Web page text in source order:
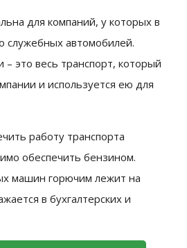
для компаний, у которых в
служебных автомобилей.
это весь транспорт, который
и используется ею для
работу транспорта
обеспечить бензином.
машин горючим лежит на
в бухгалтерских и